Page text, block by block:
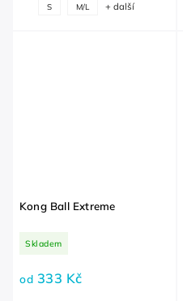
S M/L + další
Kong Ball Extreme
Skladem
od 333 Kč